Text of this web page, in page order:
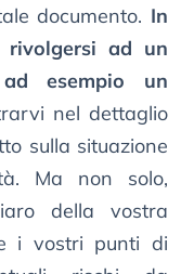
documento. In
ad un
esempio un
nel dettaglio
sulla situazione
Ma non solo,
della vostra
i vostri punti di